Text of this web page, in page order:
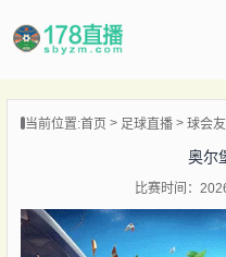
当前位置:首页 足球直播 球会
奥尔
比赛时间：